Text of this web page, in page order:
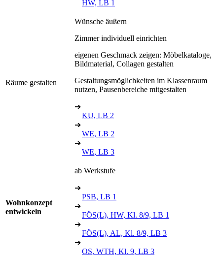
HW, LB 1
Räume gestalten
Wünsche äußern
Zimmer individuell einrichten
eigenen Geschmack zeigen: Möbelkataloge,
Bildmaterial, Collagen gestalten
Gestaltungsmöglichkeiten im Klassenraum
nutzen, Pausenbereiche mitgestalten
➔
KU, LB 2
➔
WE, LB 2
➔
WE, LB 3
Wohnkonzept
entwickeln
ab Werkstufe
➔
PSB, LB 1
➔
FÖS(L), HW, Kl. 8/9, LB 1
➔
FÖS(L), AL, Kl. 8/9, LB 3
➔
OS, WTH, Kl. 9, LB 3